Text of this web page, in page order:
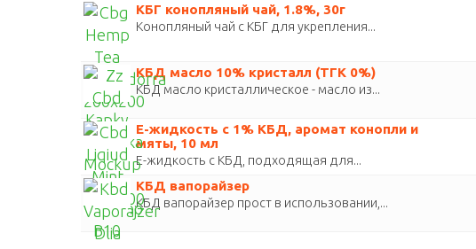
КБГ конопляный чай, 1.8%, 30г
Конопляный чай с КБГ для укрепления...
КБД масло 10% кристалл (ТГК 0%)
КБД масло кристаллическое - масло из...
E-жидкость с 1% КБД, аромат конопли и
мяты, 10 мл
E-жидкость с КБД, подходящая для...
КБД вапорайзер
КБД вапорайзер прост в использовании,...